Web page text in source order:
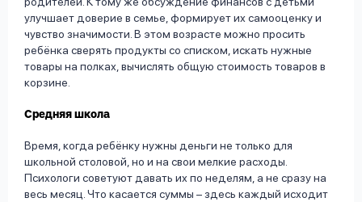
улучшает доверие в семье, формирует их самооценку и
чувство значимости. В этом возрасте можно просить
ребёнка сверять продукты со списком, искать нужные
товары на полках, вычислять общую стоимость товаров в
корзине.
Средняя школа
Время, когда ребёнку нужны деньги не только для
школьной столовой, но и на свои мелкие расходы.
Психологи советуют давать их по неделям, а не сразу на
весь месяц. Что касается суммы – здесь каждый исходит